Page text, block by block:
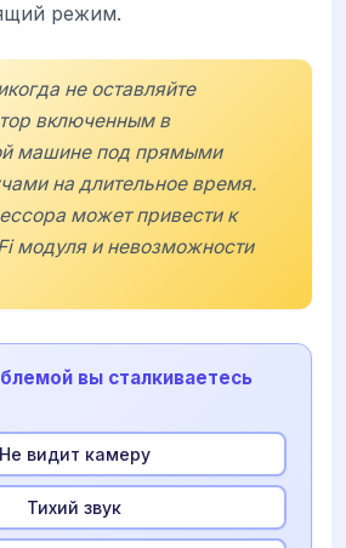
режим.
не оставляйте
включенным в
машине под прямыми
на длительное время.
может привести к
модуля и невозможности
вы сталкиваетесь
Не видит камеру
Тихий звук